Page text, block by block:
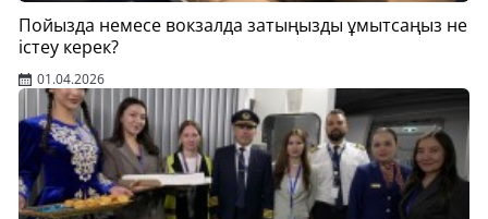
Пойызда немесе вокзалда затыңызды ұмытсаңыз не
істеу керек?
01.04.2026